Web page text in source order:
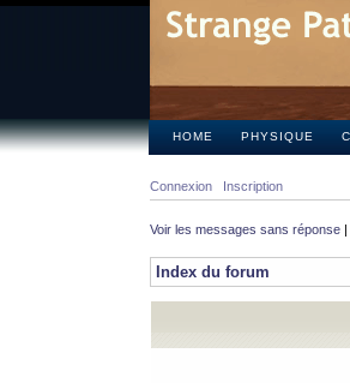
HOME PHYSIQUE
Connexion Inscription
Voir les messages sans réponse |
Index du forum